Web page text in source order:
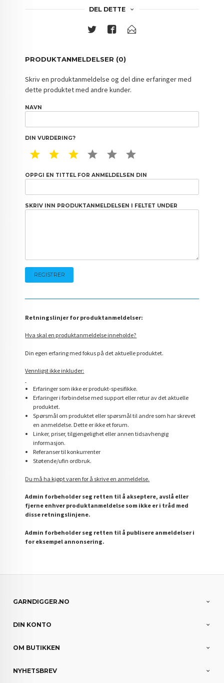
DEL DETTE
PRODUKTANMELDELSER (0)
Skriv en produktanmeldelse og del dine erfaringer med
dette produktet med andre kunder.
NAVN
DIN VURDERING?
1 STAR2 STAR3 STAR4 STAR5 STAR
OPPGI EN TITTEL FOR ANMELDELSEN DIN
SKRIV INN PRODUKTANMELDELSEN I FELTET UNDER
Retningslinjer for produktanmeldelser:
Hva skal en produktanmeldelse inneholde?
Din egen erfaring med fokus på det aktuelle produktet.
Vennligst ikke inkluder:
Erfaringer som ikke er produkt-spesifikke.
Erfaringer i forbindelse med support eller retur av det aktuelle
produktet.
Spørsmål om produktet eller spørsmål til andre som har skrevet
en anmeldelse. Dette er ikke et forum.
Linker, priser, tilgjengelighet eller annen tidsavhengig
informasjon.
Referanser til konkurrenter
Støtende/ufin ordbruk.
Du må ha kjøpt varen for å skrive en anmeldelse.
Admin forbeholder seg retten til å akseptere, avslå eller
fjerne enhver produktanmeldelse som ikke er i tråd med
disse retningslinjene.
Admin forbeholder seg retten til å publisere anmeldelser i
for eksempel annonsering.
GARNDIGGER.NO
DIN KONTO
OM BUTIKKEN
NYHETSBREV